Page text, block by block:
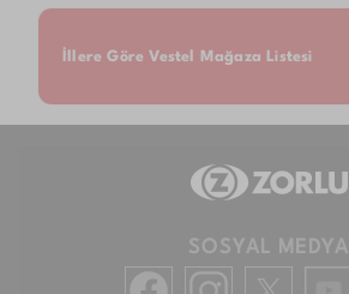
İllere Göre Vestel Mağaza Listesi
SOSYAL MEDYA